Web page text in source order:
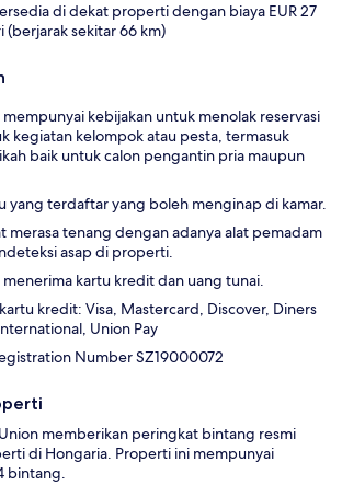
di dekat properti dengan biaya EUR 27
(berjarak sekitar 66 km)
kebijakan untuk menolak reservasi
kegiatan kelompok atau pesta, termasuk
baik untuk calon pengantin pria maupun
yang terdaftar yang boleh menginap di kamar.
merasa tenang dengan adanya alat pemadam
asap di properti.
kartu kredit dan uang tunai.
kredit: Visa, Mastercard, Discover, Diners
Union Pay
Number SZ19000072
memberikan peringkat bintang resmi
di Hongaria. Properti ini mempunyai
bintang.